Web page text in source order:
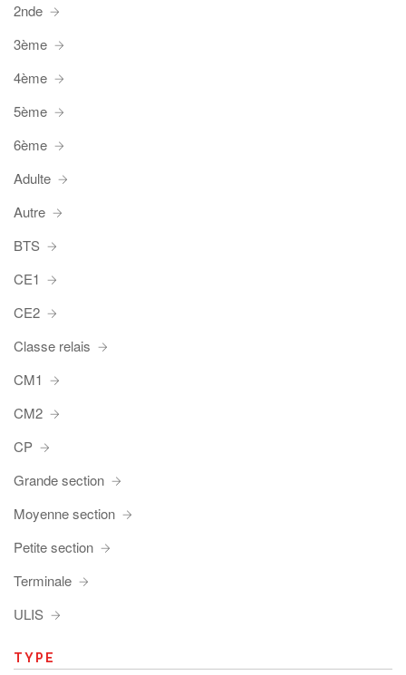
2nde
3ème
4ème
5ème
6ème
Adulte
Autre
BTS
CE1
CE2
Classe relais
CM1
CM2
CP
Grande section
Moyenne section
Petite section
Terminale
ULIS
TYPE